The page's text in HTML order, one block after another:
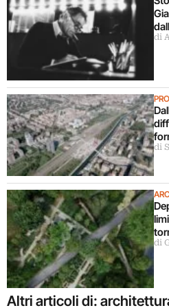
di
di
di
Altri articoli di: